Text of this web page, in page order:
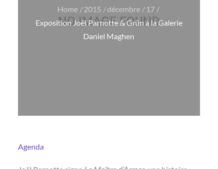
Home 2015 décembre
17
Exposition Joël Parnotte & Grün à la Galerie
Daniel Maghen
Agenda